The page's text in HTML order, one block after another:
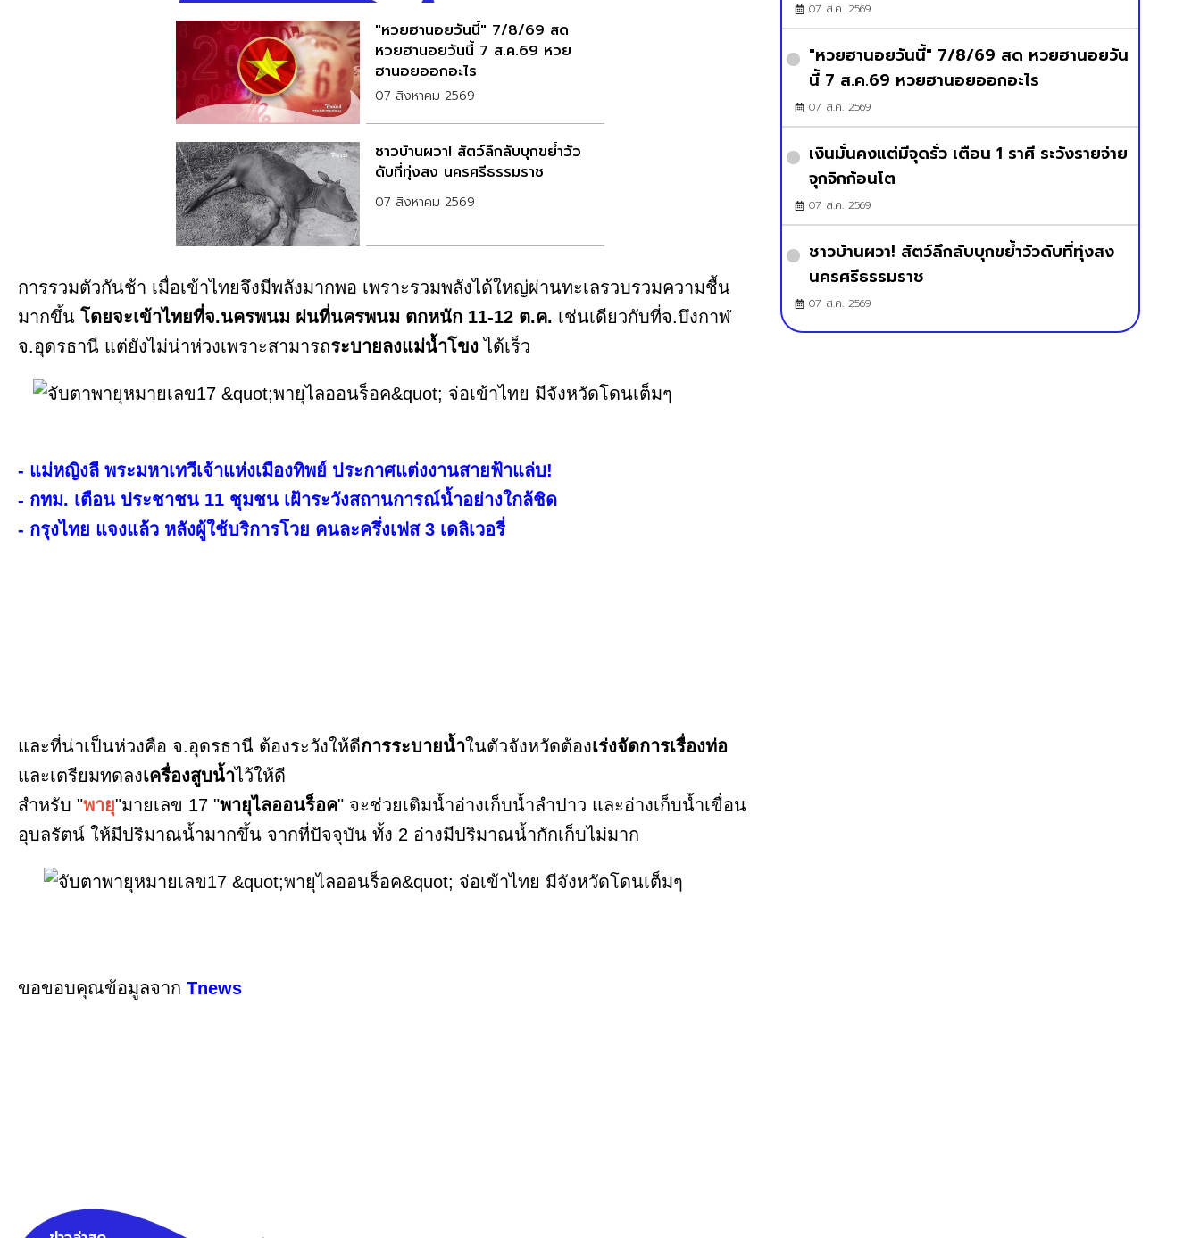
"หวยฮานอยวันนี้" 7/8/69 สด
หวยฮานอยวันนี้ 7 ส.ค.69 หวย
ฮานอยออกอะไร
07 สิงหาคม 2569
ชาวบ้านผวา! สัตว์ลึกลับบุกขย้ำวัว
ดับที่ทุ่งสง นครศรีธรรมราช
07 สิงหาคม 2569
การรวมตัวกันช้า เมื่อเข้าไทยจึงมีพลังมากพอ เพราะรวมพลังได้ใหญ่ผ่านทะเลรวบรวมความชื้น
มากขึ้น โดยจะเข้าไทยที่จ.นครพนม ฝนที่นครพนม ตกหนัก 11-12 ต.ค. เช่นเดียวกับที่จ.บึงกาฬ
จ.อุดรธานี แต่ยังไม่น่าห่วงเพราะสามารถระบายลงแม่น้ำโขง ได้เร็ว
- แม่หญิงลี พระมหาเทวีเจ้าแห่งเมืองทิพย์ ประกาศแต่งงานสายฟ้าแล่บ!
- กทม. เตือน ประชาชน 11 ชุมชน เฝ้าระวังสถานการณ์น้ำอย่างใกล้ชิด
- กรุงไทย แจงแล้ว หลังผู้ใช้บริการโวย คนละครึ่งเฟส 3 เดลิเวอรี่
และที่น่าเป็นห่วงคือ จ.อุดรธานี ต้องระวังให้ดีการระบายน้ำในตัวจังหวัดต้องเร่งจัดการเรื่องท่อ
และเตรียมทดลงเครื่องสูบน้ำไว้ให้ดี
สำหรับ "พายุ"มายเลข 17 "พายุไลออนร็อค" จะช่วยเติมน้ำอ่างเก็บน้ำลำปาว และอ่างเก็บน้ำเขื่อน
อุบลรัตน์ ให้มีปริมาณน้ำมากขึ้น จากที่ปัจจุบัน ทั้ง 2 อ่างมีปริมาณน้ำกักเก็บไม่มาก
ขอขอบคุณข้อมูลจาก Tnews
07 ส.ค. 2569
"หวยฮานอยวันนี้" 7/8/69 สด หวยฮานอยวัน
นี้ 7 ส.ค.69 หวยฮานอยออกอะไร
07 ส.ค. 2569
เงินมั่นคงแต่มีจุดรั่ว เตือน 1 ราศี ระวังรายจ่าย
จุกจิกก้อนโต
07 ส.ค. 2569
ชาวบ้านผวา! สัตว์ลึกลับบุกขย้ำวัวดับที่ทุ่งสง
นครศรีธรรมราช
07 ส.ค. 2569